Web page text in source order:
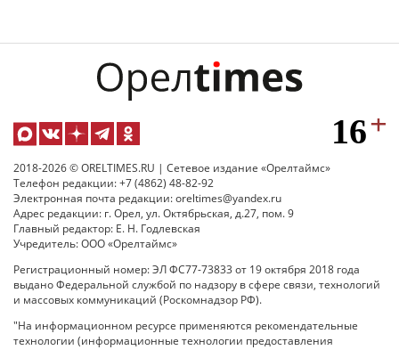
2018-2026 © ORELTIMES.RU | Сетевое издание «Орелтаймс»
Телефон редакции: +7 (4862) 48-82-92
Электронная почта редакции: oreltimes@yandex.ru
Адрес редакции: г. Орел, ул. Октябрьская, д.27, пом. 9
Главный редактор: Е. Н. Годлевская
Учредитель: ООО «Орелтаймс»
Регистрационный номер: ЭЛ ФС77-73833 от 19 октября 2018 года
выдано Федеральной службой по надзору в сфере связи, технологий
и массовых коммуникаций (Роскомнадзор РФ).
"На информационном ресурсе применяются рекомендательные
технологии (информационные технологии предоставления